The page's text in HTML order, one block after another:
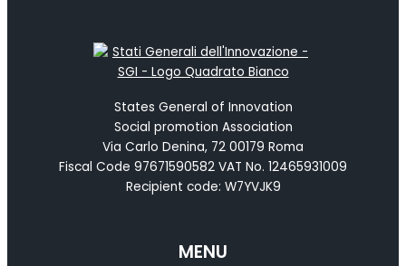
States General of Innovation
Social promotion Association
Via Carlo Denina, 72 00179 Roma
Fiscal Code 97671590582 VAT No. 12465931009
Recipient code: W7YVJK9
MENU